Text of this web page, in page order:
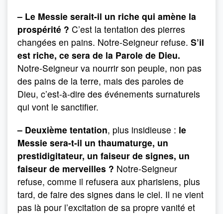
– Le Messie serait-il un riche qui amène la
prospérité ? C’est la tentation des pierres
changées en pains. Notre-Seigneur refuse. S’il
est riche, ce sera de la Parole de Dieu.
Notre-Seigneur va nourrir son peuple, non pas
des pains de la terre, mais des paroles de
Dieu, c’est-à-dire des événements surnaturels
qui vont le sanctifier.
– Deuxième tentation, plus insidieuse : le
Messie sera-t-il un thaumaturge, un
prestidigitateur, un faiseur de signes, un
faiseur de merveilles ? Notre-Seigneur
refuse, comme il refusera aux pharisiens, plus
tard, de faire des signes dans le ciel. Il ne vient
pas là pour l’excitation de sa propre vanité et